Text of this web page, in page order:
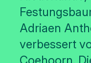
Adriaen
verbessert